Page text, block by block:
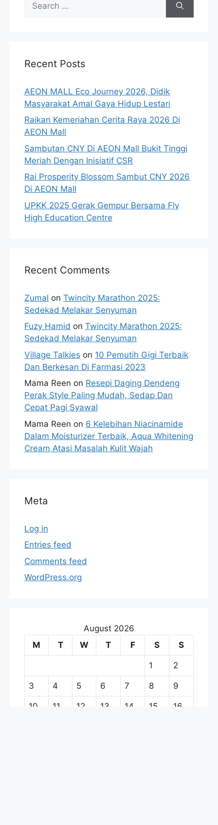
for:
Recent Posts
AEON MALL Eco Journey 2026, Didik
Masyarakat Amal Gaya Hidup Lestari
Raikan Kemeriahan Cerita Raya 2026 Di
AEON Mall
Sambutan CNY Di AEON Mall Bukit Tinggi
Meriah Dengan Inisiatif CSR
Rai Prosperity Blossom Sambut CNY 2026
Di AEON Mall
UPKK 2025 Gerak Gempur Bersama Fly
High Education Centre
Recent Comments
Zumal on Twincity Marathon 2025:
Sedekad Melakar Senyuman
Fuzy Hamid on Twincity Marathon 2025:
Sedekad Melakar Senyuman
Village Talkies on 10 Pemutih Gigi Terbaik
Dan Berkesan Di Farmasi 2023
Mama Reen on Resepi Daging Dendeng
Perak Style Paling Mudah, Sedap Dan
Cepat Pagi Syawal
Mama Reen on 6 Kelebihan Niacinamide
Dalam Moisturizer Terbaik, Aqua Whitening
Cream Atasi Masalah Kulit Wajah
Meta
Log in
Entries feed
Comments feed
WordPress.org
August 2026
M
T W T F S S
1 2
3 4 5 6 7 8 9
10 11 12 13 14 15 16